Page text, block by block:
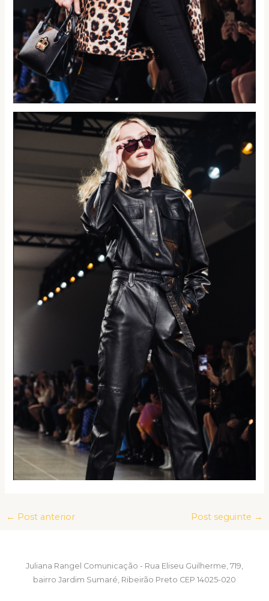
← Post anterior Post seguinte →
Juliana Rangel Comunicação - Rua Eliseu Guilherme, 719,
bairro Jardim Sumaré, Ribeirão Preto CEP 14025-020